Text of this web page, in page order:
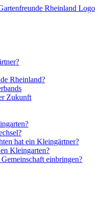
Rheinland?
Zukunft
hat ein Kleingärtner?
Kleingarten?
einbringen?